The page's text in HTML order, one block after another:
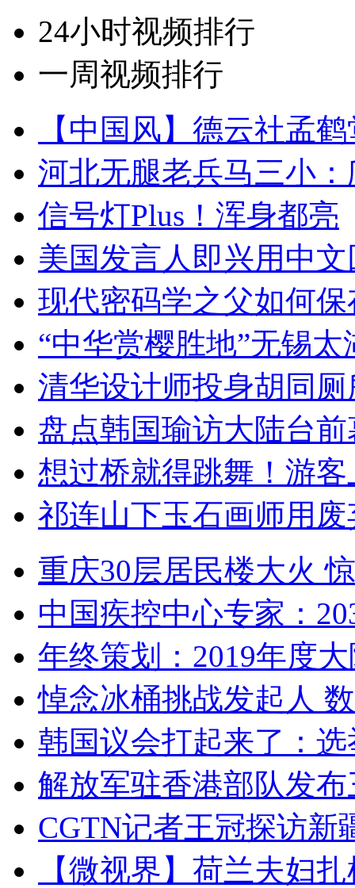
24小时视频排行
一周视频排行
【中国风】德云社孟
河北无腿老兵马三小
信号灯Plus！浑身都亮
美国发言人即兴用中
现代密码学之父如何
“中华赏樱胜地”无锡
清华设计师投身胡同
盘点韩国瑜访大陆台
想过桥就得跳舞！游客
祁连山下玉石画师用
重庆30层居民楼大火
中国疾控中心专家：
年终策划：2019年度
悼念冰桶挑战发起人
韩国议会打起来了：
解放军驻香港部队发
CGTN记者王冠探访新
【微视界】荷兰夫妇